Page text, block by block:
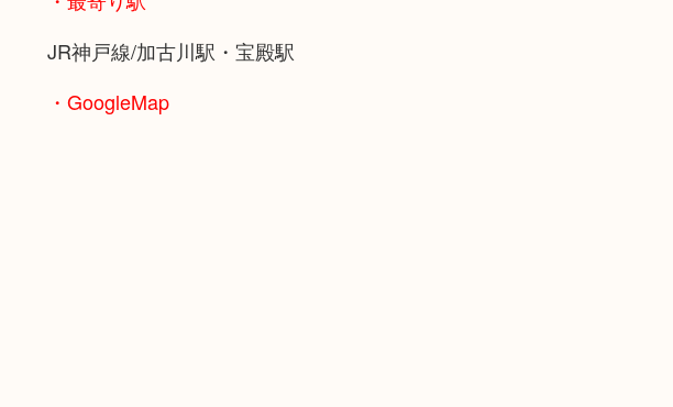
JR神戸線/加古川駅・宝殿駅
・GoogleMap